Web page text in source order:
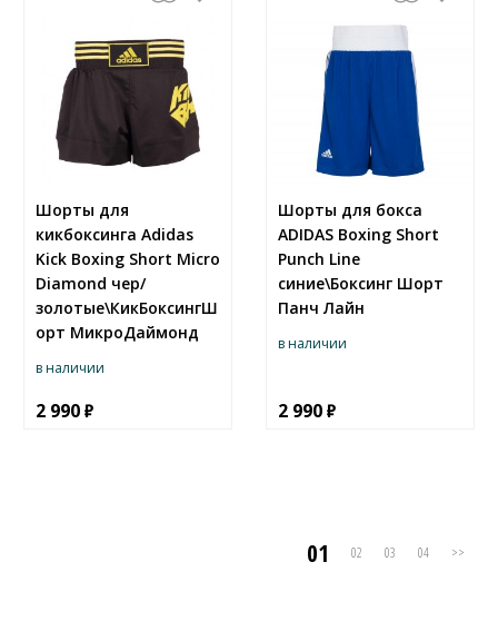
Шорты для
кикбоксинга Adidas
Kick Boxing Short Micro
Diamond чер/
золотые\КикБоксингШ
орт МикроДаймонд
в наличии
2 990
Шорты для бокса
ADIDAS Boxing Short
Punch Line
синие\Боксинг Шорт
Панч Лайн
в наличии
2 990
01 02 03 04 >>